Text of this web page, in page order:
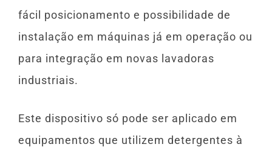
fácil posicionamento e possibilidade de
instalação em máquinas já em operação ou
para integração em novas lavadoras
industriais.
Este dispositivo só pode ser aplicado em
equipamentos que utilizem detergentes à